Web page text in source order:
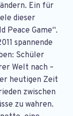
Ein für
dieser
Peace Game“.
spannende
Schüler
Welt nach –
heutigen Zeit
zwischen
zu wahren.